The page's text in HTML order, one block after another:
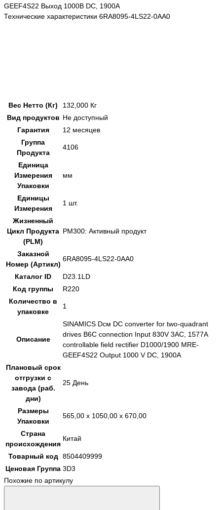
GEEF4S22 Выход 1000В DC, 1900A
Технические характеристики 6RA8095-4LS22-0AA0
Вес Нетто (Кг)
132,000 Кг
Вид продуктов Не доступный
Гарантия
12 месяцев
Группа
Продукта
4106
Единица
Измерения
Упаковки
мм
Единицы
Измерения
1 шт.
Жизненный
Цикл Продукта
(PLM)
PM300: Активный продукт
Заказной
Номер (Артикл)
6RA8095-4LS22-0AA0
Каталог ID
D23.1LD
Код группы
R220
Количество в
упаковке
1
Описание
SINAMICS Dсм DC converter for two-quadrant
drives B6C connection Input 830V 3AC, 1577A
controllable field rectifier D1000/1900 MRE-
GEEF4S22 Output 1000 V DC, 1900A
Плановый срок
отгрузки с
завода (раб.
дни)
25 День
Размеры
Упаковки
565,00 x 1050,00 x 670,00
Страна
происхождения
Китай
Товарный код 8504409999
Ценовая Группа 3D3
Похожие по артикулу